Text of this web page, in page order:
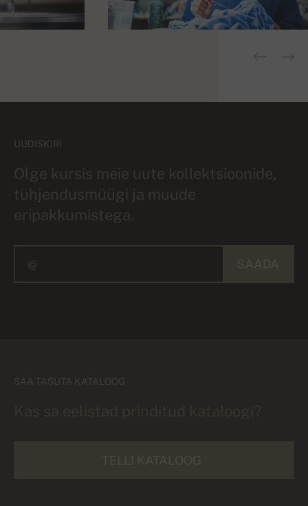
UUDISKIRI
Olge kursis meie uute kollektsioonide,
tühjendusmüügi ja muude
eripakkumistega.
SAA TASUTA KATALOOG